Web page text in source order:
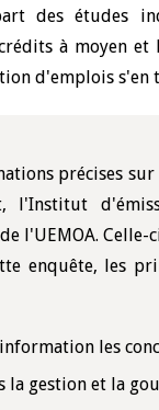
des études
à moyen
d'emplois s'en
précises
l'Institut
l'UEMOA.
enquête, les
les
la gestion et la